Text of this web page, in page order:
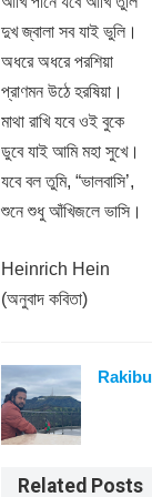
দুখ জ্বালা সব যাই ভুলি।
অধরে অধরে পরশিয়া
প্রাণমন উঠে হরষিয়া।
মাথা রাখি যবে ওই বুকে
ডুবে যাই আমি মহা সুখে।
যবে বল তুমি, “ভালবাসি’,
শুনে শুধু আঁখিজলে ভাসি।
Heinrich Hein
(অনুবাদ কবিতা)
Related Posts